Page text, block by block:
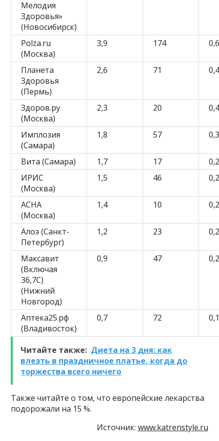
Мелодия
Здоровья»
(Новосибирск)
Polza.ru
(Москва)
3,9 174
Планета
Здоровья
(Пермь)
2,6 71
Здоров.ру
(Москва)
2,3 20
Имплозия
(Самара)
1,8 57
Вита (Самара) 1,7 17
ИРИС
(Москва)
1,5 46
АСНА
(Москва)
1,4 10
Алоэ (Санкт-
Петербург)
1,2 23
Максавит
(Включая
36,7С)
(Нижний
Новгород)
0,9 47
Аптека25.рф
(Владивосток)
0,7 72
Читайте также: Диета на 3 дня: как
влезть в праздничное платье, когда до
торжества всего ничего
Также читайте о том, что европейские лекарства
подорожали на 15 %.
Источник: www.katrenstyle.ru